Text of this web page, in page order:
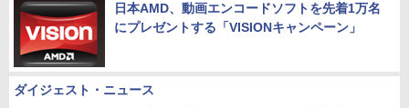
日本AMD、動画エンコードソフトを先着1万名
にプレゼントする「VISIONキャンペーン」
ダイジェスト・ニュース